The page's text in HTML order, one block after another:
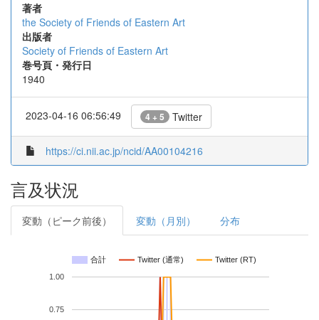
著者
the Society of Friends of Eastern Art
出版者
Society of Friends of Eastern Art
巻号頁・発行日
1940
2023-04-16 06:56:49 4 + 5 Twitter
https://ci.nii.ac.jp/ncid/AA00104216
言及状況
変動（ピーク前後） 変動（月別） 分布
合計 Twitter (通常) Twitter (RT)
0.75
1.00